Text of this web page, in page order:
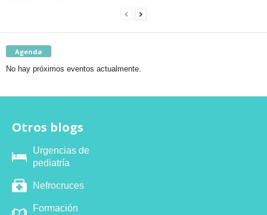
Agenda
No hay próximos eventos actualmente.
Otros blogs
Urgencias de
pediatría
Nefrocruces
Formación